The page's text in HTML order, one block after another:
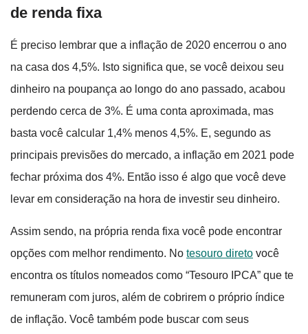
de renda fixa
É preciso lembrar que a inflação de 2020 encerrou o ano
na casa dos 4,5%. Isto significa que, se você deixou seu
dinheiro na poupança ao longo do ano passado, acabou
perdendo cerca de 3%. É uma conta aproximada, mas
basta você calcular 1,4% menos 4,5%. E, segundo as
principais previsões do mercado, a inflação em 2021 pode
fechar próxima dos 4%. Então isso é algo que você deve
levar em consideração na hora de investir seu dinheiro.
Assim sendo, na própria renda fixa você pode encontrar
opções com melhor rendimento. No tesouro direto você
encontra os títulos nomeados como “Tesouro IPCA” que te
remuneram com juros, além de cobrirem o próprio índice
de inflação. Você também pode buscar com seus